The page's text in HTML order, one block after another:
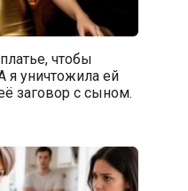
чтобы
я уничтожила ей
заговор с сыном.